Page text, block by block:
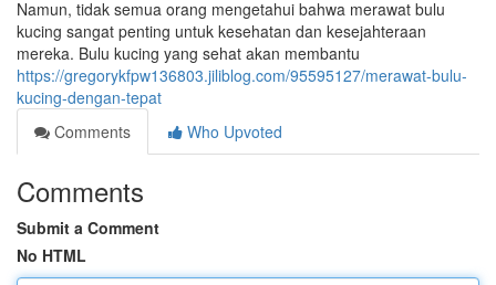
Namun, tidak semua orang mengetahui bahwa merawat bulu
kucing sangat penting untuk kesehatan dan kesejahteraan
mereka. Bulu kucing yang sehat akan membantu
https://gregorykfpw136803.jiliblog.com/95595127/merawat-bulu-
kucing-dengan-tepat
Comments
Who Upvoted
Comments
Submit a Comment
No HTML